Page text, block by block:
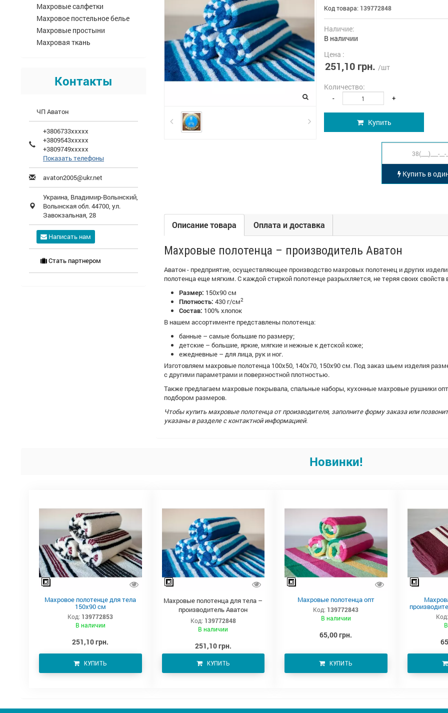
Код товара: 139772848
Наличие:
В наличии
Цена :
251,10 грн. /шт
Количество:
- +
Купить
Купить в
Описание товара Оплата и доставка
Махровые полотенца – производитель Аватон
Аватон - предприятие, осуществляющее производство махровых полотенец и других
полотенца еще мягким. С каждой стиркой полотенце разрыхляется, не теряя своих
Размер: 150х90 см
Плотность: 430 г/см2
Состав: 100% хлопок
В нашем ассортименте представлены полотенца:
банные – самые большие по размеру;
детские – большие, яркие, мягкие и нежные к детской коже;
ежедневные – для лица, рук и ног.
Изготовляем махровые полотенца 100х50, 140х70, 150х90 см. Под заказ шьем изделия
с другими параметрами и поверхностной плотностью.
Также предлагаем махровые покрывала, спальные наборы, кухонные махровые рушники
подбором размеров.
Чтобы купить махровые полотенца от производителя, заполните форму заказа или
указаны в разделе с контактной информацией.
Махровые салфетки
Махровое постельное белье
Махровые простыни
Махровая ткань
Контакты
ЧП Аватон
+3806733xxxxx
+3809543xxxxx
+3809749xxxxx
Показать телефоны
avaton2005@ukr.net
Украина, Владимир-Волынский,
Волынская обл.44700, ул.
Завокзальная, 28
Написать нам
Стать партнером
Новинки!
Махровое полотенце для тела
150х90 см
Код: 139772853
В наличии
251,10 грн.
КУПИТЬ
Махровые полотенца для тела –
производитель Аватон
Код: 139772848
В наличии
251,10 грн.
КУПИТЬ
Махровые полотенца опт
Код: 139772843
В наличии
65,00 грн.
КУПИТЬ